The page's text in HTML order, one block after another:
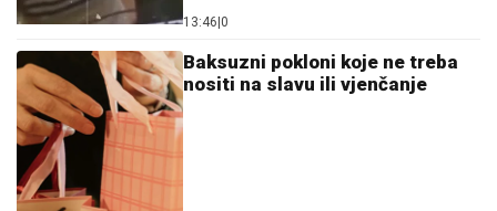
13:46|0
Baksuzni pokloni koje ne treba
nositi na slavu ili vjenčanje